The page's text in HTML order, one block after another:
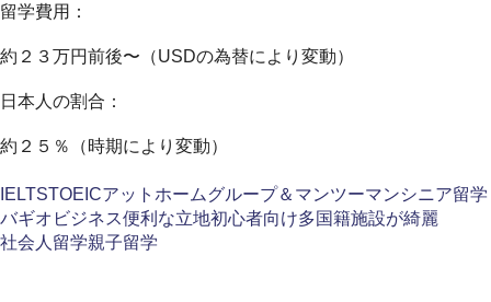
留学費用：
約２３万円前後〜（USDの為替により変動）
日本人の割合：
約２５％（時期により変動）
IELTSTOEICアットホームグループ＆マンツーマンシニア留学
バギオ ビジネス便利な立地初心者向け多国籍施設が綺麗
社会人留学親子留学